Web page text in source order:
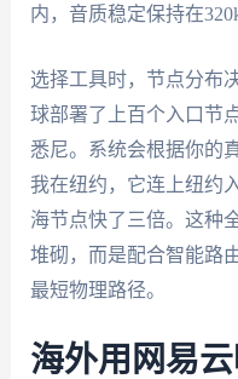
内，音质稳定保持在
选择工具时，节点分布
球部署了上百个入口节
悉尼。系统会根据你的
我在纽约，它连上纽约
海节点快了三倍。这种
堆砌，而是配合智能路
最短物理路径。
海外用网易